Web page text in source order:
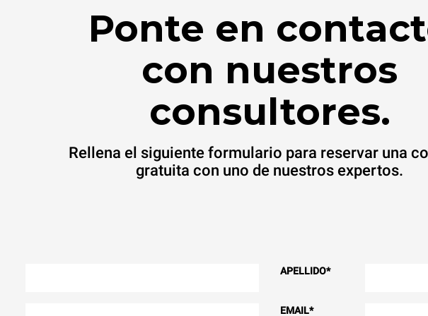
Ponte en
con nuestros
consultores.
Rellena el siguiente formulario para reservar una
gratuita con uno de nuestros expertos.
APELLIDO*
EMAIL*